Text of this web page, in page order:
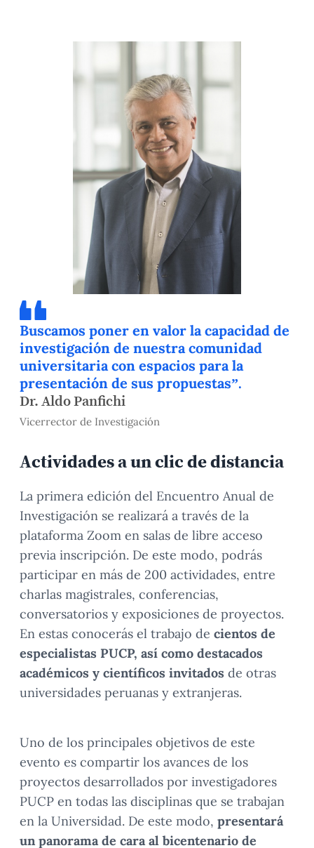
Buscamos poner en valor la capacidad de
investigación de nuestra comunidad
universitaria con espacios para la
presentación de sus propuestas”.
Dr. Aldo Panfichi
Vicerrector de Investigación
Actividades a un clic de distancia
La primera edición del Encuentro Anual de
Investigación se realizará a través de la
plataforma Zoom en salas de libre acceso
previa inscripción. De este modo, podrás
participar en más de 200 actividades, entre
charlas magistrales, conferencias,
conversatorios y exposiciones de proyectos.
En estas conocerás el trabajo de cientos de
especialistas PUCP, así como destacados
académicos y científicos invitados de otras
universidades peruanas y extranjeras.
Uno de los principales objetivos de este
evento es compartir los avances de los
proyectos desarrollados por investigadores
PUCP en todas las disciplinas que se trabajan
en la Universidad. De este modo, presentará
un panorama de cara al bicentenario de